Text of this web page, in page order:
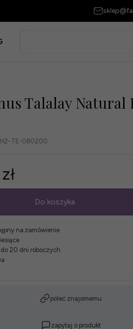
Talalay Natural
TE-080200
Do koszyka
na zamówienie
do 20 dni roboczych
poleć znajomemu
zapytaj o produkt